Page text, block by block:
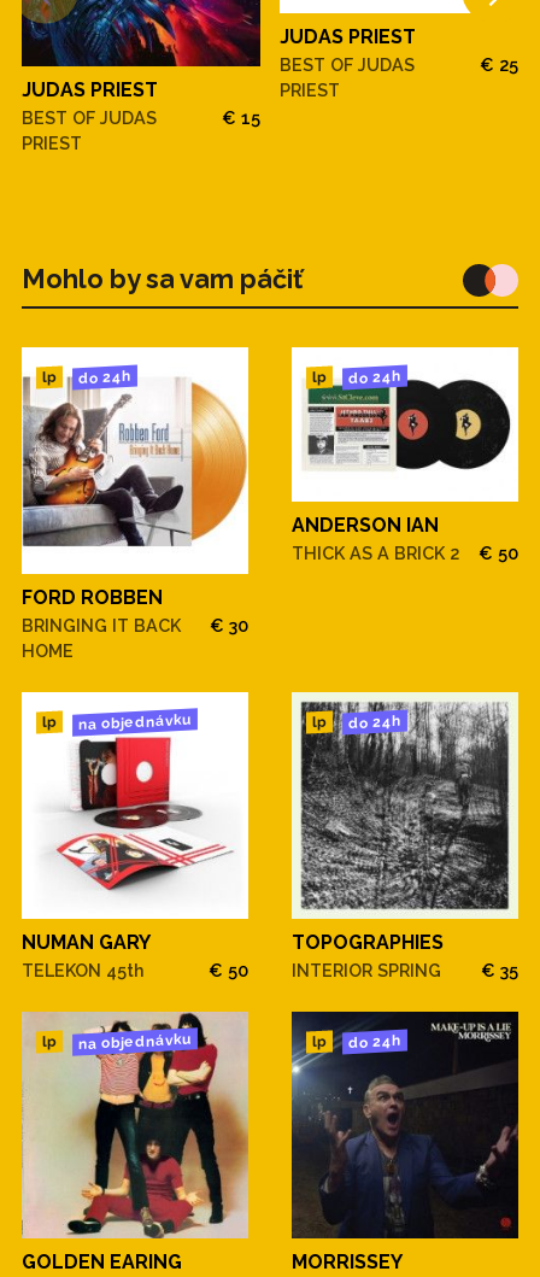
JUDAS PRIEST
BEST OF JUDAS
PRIEST
€ 15
JUDAS PRIEST
BEST OF JUDAS
PRIEST
€ 25
Mohlo by sa vam páčiť
lp do 24h
FORD ROBBEN
BRINGING IT BACK
HOME
€ 30
lp do 24h
ANDERSON IAN
THICK AS A BRICK 2 € 50
lp na objednávku
NUMAN GARY
TELEKON 45th € 50
lp do 24h
TOPOGRAPHIES
INTERIOR SPRING € 35
lp na objednávku
GOLDEN EARING
lp do 24h
MORRISSEY